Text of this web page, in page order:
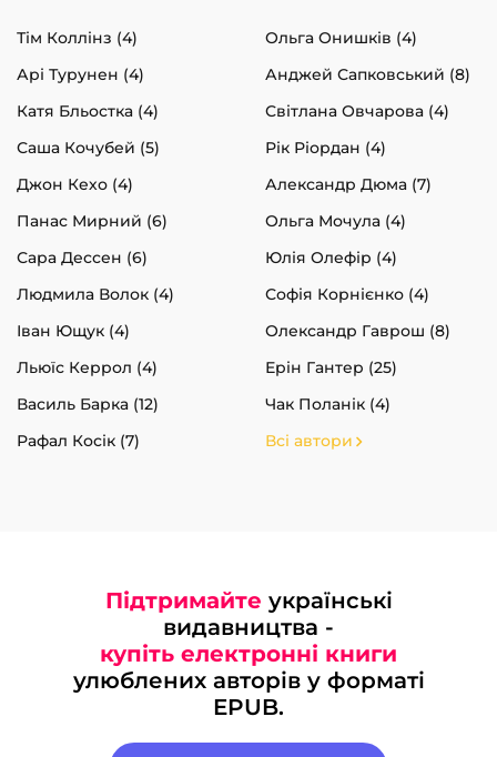
Тім Коллінз (4)
Ольга Онишків (4)
Арі Турунен (4)
Анджей Сапковський (8)
Катя Бльостка (4)
Світлана Овчарова (4)
Саша Кочубей (5)
Рік Ріордан (4)
Джон Кехо (4)
Александр Дюма (7)
Панас Мирний (6)
Ольга Мочула (4)
Сара Дессен (6)
Юлія Олефір (4)
Людмила Волок (4)
Софія Корнієнко (4)
Іван Ющук (4)
Олександр Гаврош (8)
Льюїс Керрол (4)
Ерін Гантер (25)
Василь Барка (12)
Чак Поланік (4)
Рафал Косік (7)
Всі автори
Підтримайте українські
видавництва -
купіть електронні книги
улюблених авторів у форматі
EPUB.